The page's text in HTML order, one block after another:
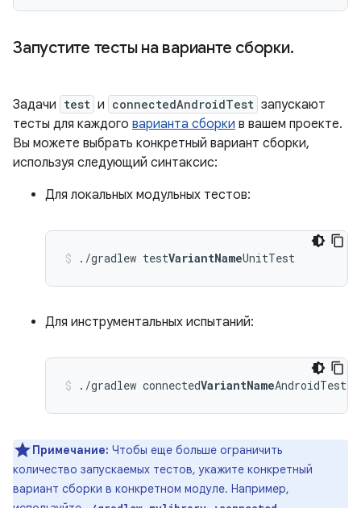
Запустите тесты на варианте сборки.
Задачи test и connectedAndroidTest запускают
тесты для каждого варианта сборки в вашем проекте.
Вы можете выбрать конкретный вариант сборки,
используя следующий синтаксис:
Для локальных модульных тестов:
./gradlew testVariantNameUnitTest
Для инструментальных испытаний:
./gradlew connectedVariantNameAndroidTest
Примечание: Чтобы еще больше ограничить
количество запускаемых тестов, укажите конкретный
вариант сборки в конкретном модуле. Например,